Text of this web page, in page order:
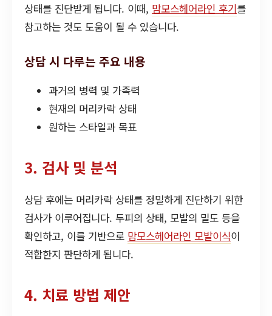
상태를 진단받게 됩니다. 이때, 맘모스헤어라인 후기를
참고하는 것도 도움이 될 수 있습니다.
상담 시 다루는 주요 내용
과거의 병력 및 가족력
현재의 머리카락 상태
원하는 스타일과 목표
3. 검사 및 분석
상담 후에는 머리카락 상태를 정밀하게 진단하기 위한
검사가 이루어집니다. 두피의 상태, 모발의 밀도 등을
확인하고, 이를 기반으로 맘모스헤어라인 모발이식이
적합한지 판단하게 됩니다.
4. 치료 방법 제안